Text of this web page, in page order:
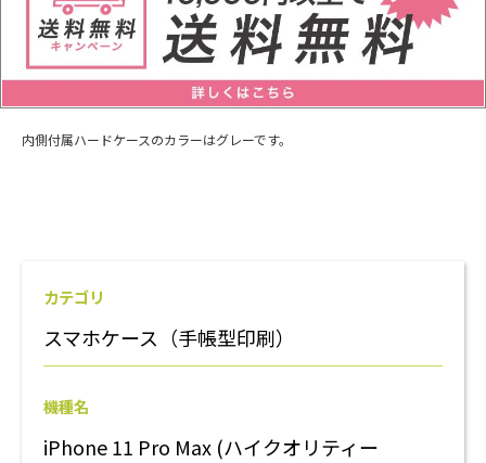
内側付属ハードケースのカラーはグレーです。
カテゴリ
スマホケース（手帳型印刷）
機種名
iPhone 11 Pro Max (ハイクオリティー